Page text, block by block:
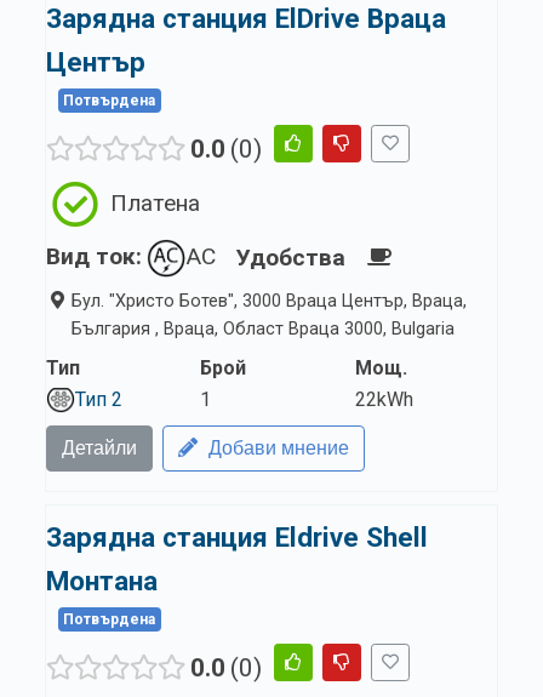
Зарядна станция ElDrive Враца
Център
Потвърдена
0.0 0
Платена
Вид ток:
AC Удобства
Бул. "Христо Ботев", 3000 Враца Център, Враца,
България , Враца, Област Враца 3000, Bulgaria
Тип
Тип 2
Брой
1
Мощ.
22kWh
Детайли Добави мнение
Зарядна станция Eldrive Shell
Монтана
Потвърдена
0.0 0